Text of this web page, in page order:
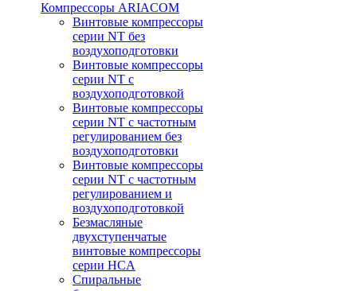
Компрессоры ARIACOM
Винтовые компрессоры
серии NT без
воздухоподготовки
Винтовые компрессоры
серии NT c
воздухоподготовкой
Винтовые компрессоры
серии NT с частотным
регулированием без
воздухоподготовки
Винтовые компрессоры
серии NT с частотным
регулированием и
воздухоподготовкой
Безмасляные
двухступенчатые
винтовые компрессоры
серии HCA
Спиральные